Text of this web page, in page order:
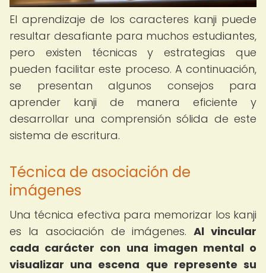
El aprendizaje de los caracteres kanji puede
resultar desafiante para muchos estudiantes,
pero existen técnicas y estrategias que
pueden facilitar este proceso. A continuación,
se presentan algunos consejos para
aprender kanji de manera eficiente y
desarrollar una comprensión sólida de este
sistema de escritura.
Técnica de asociación de
imágenes
Una técnica efectiva para memorizar los kanji
es la asociación de imágenes.Al vincular
cada carácter con una imagen mental o
visualizar una escena que represente su